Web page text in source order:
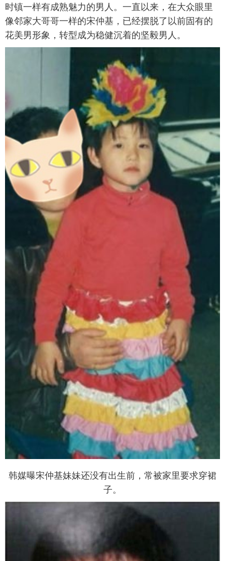
时镇一样有成熟魅力的男人。一直以来，在大众眼里
像邻家大哥哥一样的宋仲基，已经摆脱了以前固有的
花美男形象，转型成为稳健沉着的坚毅男人。
韩媒曝宋仲基妹妹还没有出生前，常被家里要求穿裙
子。